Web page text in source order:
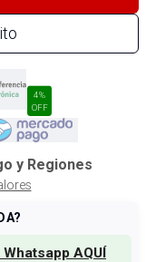
4%
OFF
y Regiones
Whatsapp AQUÍ